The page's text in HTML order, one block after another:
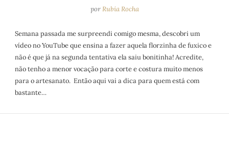
porRubia Rocha
Semana passada me surpreendi comigo mesma, descobri um
vídeo no YouTube que ensina a fazer aquela florzinha de fuxico e
não é que já na segunda tentativa ela saiu bonitinha! Acredite,
não tenho a menor vocação para corte e costura muito menos
para o artesanato. Então aqui vai a dica para quem está com
bastante…